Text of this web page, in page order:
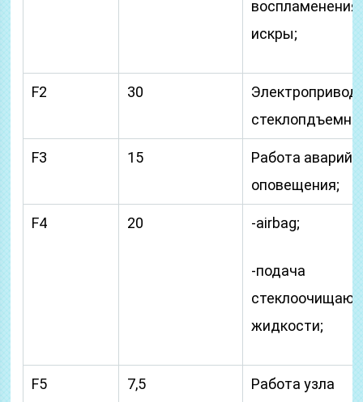
воспламенения
искры;
F2 30
Электропривод
F3 15
Работа
оповещения;
F4 20 -airbag;
-подача
жидкости;
F5 7,5
Работа узла